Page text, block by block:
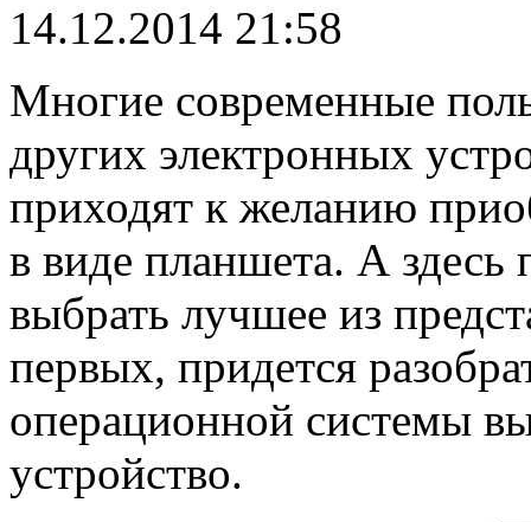
14.12.2014 21:58
Многие современные
других электронных
приходят к желанию
в виде планшета. А здесь
выбрать лучшее из
первых, придется
операционной системы
устройство.